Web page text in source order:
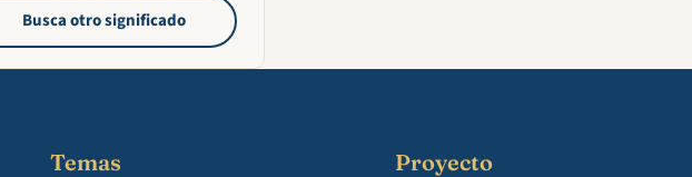
Busca otro significado
Temas Proyecto